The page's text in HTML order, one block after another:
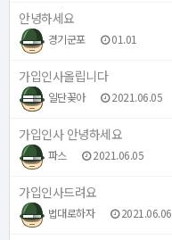
안녕하세요
경기군포 01.01
가입인사올립니다
일단꽂아 2021.06.05
가입인사 안녕하세요
파스 2021.06.05
가입인사드려요
법대로하자 2021.06.06